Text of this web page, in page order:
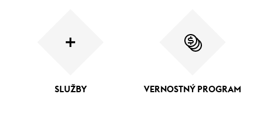
SLUŽBY VERNOSTNÝ PROGRAM